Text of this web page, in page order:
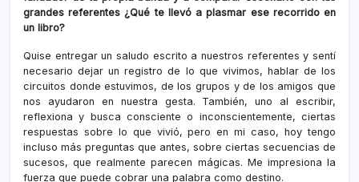
grandes referentes ¿Qué te llevó a plasmar ese recorrido en
un libro?
Quise entregar un saludo escrito a nuestros referentes y sentí
necesario dejar un registro de lo que vivimos, hablar de los
circuitos donde estuvimos, de los grupos y de los amigos que
nos ayudaron en nuestra gesta. También, uno al escribir,
reflexiona y busca consciente o inconscientemente, ciertas
respuestas sobre lo que vivió, pero en mi caso, hoy tengo
incluso más preguntas que antes, sobre ciertas secuencias de
sucesos, que realmente parecen mágicas. Me impresiona la
fuerza que puede cobrar una palabra como destino.